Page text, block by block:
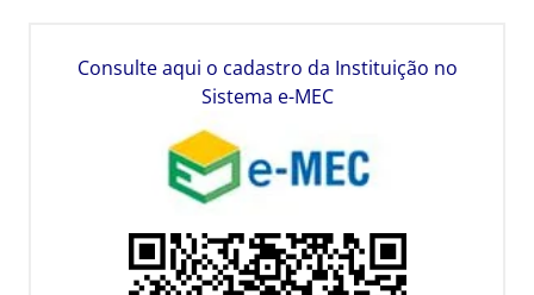
Consulte aqui o cadastro da Instituição no
Sistema e-MEC